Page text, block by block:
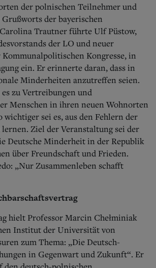
der polnischen Teilnehmer und
Grußworts der bayerischen
Trautner führte Ulf Püstow,
der LO und neuer
Kongresse, in
ein. Er erinnerte daran, dass in
Minderheiten anzutreffen seien.
zu Vertreibungen und
Menschen in ihren neuen Wohnorten
wichtiger sei es, aus den Fehlern der
Ziel der Veranstaltung sei der
Deutsche Minderheit in der Republik
über Freundschaft und Frieden.
„Nur Zusammenleben schafft
hielt Professor Marcin Chełminiak
Institut der Universität von
zum Thema: „Die Deutsch-
in Gegenwart und Zukunft“. Er